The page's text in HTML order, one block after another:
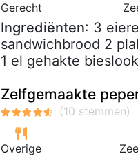
Gerecht
Ingrediënten: 3
sandwichbrood 2
1 el gehakte bieslook
Zelfgemaakte
Overige